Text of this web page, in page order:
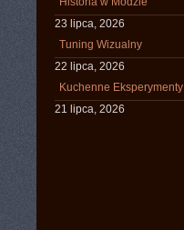
23 lipca, 2026
Tuning Wizualny
22 lipca, 2026
Kuchenne Eksperymenty
21 lipca, 2026